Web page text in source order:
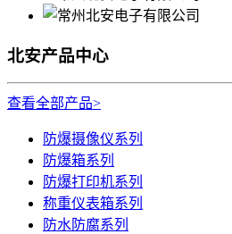
北安产品中心
查看全部产品>
防爆摄像仪系列
防爆箱系列
防爆打印机系列
称重仪表箱系列
防水防腐系列